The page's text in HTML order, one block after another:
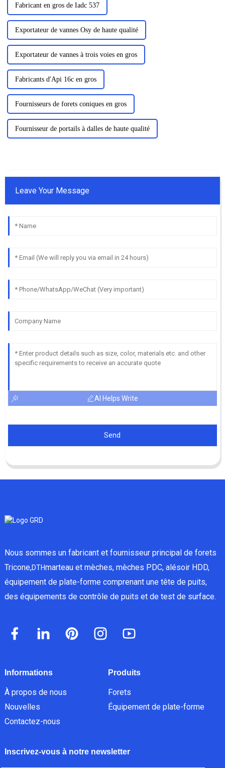
Fabricant en gros de Iadc 537
Exportateur de vannes Osy de haute qualité
Exportateur de vannes à trois voies en gros
Fabricants d'Api 16c en gros
Fournisseurs de forets coniques en gros
Fournisseur de portails à dalles de haute qualité
Leave Your Message
AI Helps Write
Send
Nous sommes un fabricant et fournisseur principal de forets
Tricone,DTHmarteau et mèches, mèches PDC, alésoir HDD,
équipement de plate-forme comprenant une tête de puits,
des équipements de contrôle de puits et de test de surface.
Informations
À propos de nous
Nouvelles
Contactez-nous
Produits
Forets
Équipement de plate-forme
Inscrivez-vous à notre newsletter